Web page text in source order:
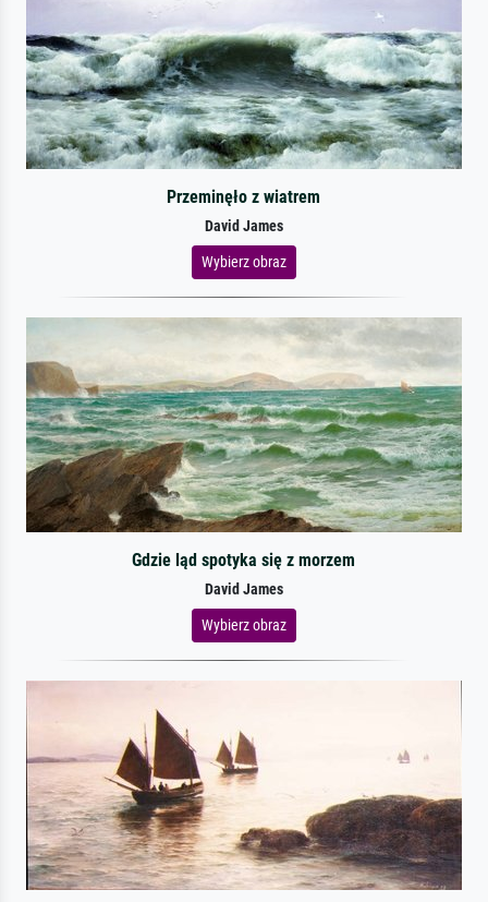
Przeminęło z wiatrem
David James
Wybierz obraz
Gdzie ląd spotyka się z morzem
David James
Wybierz obraz